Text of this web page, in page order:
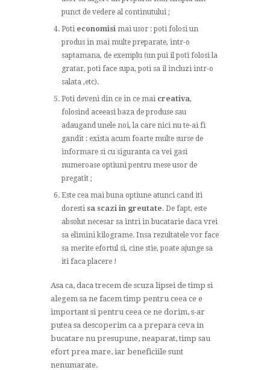
punct de vedere al continutului ;
Poti economisi mai usor : poti folosi un
produs in mai multe preparate, intr-o
saptamana, de exemplu (un pui il poti folosi la
gratar, poti face supa, poti sa il incluzi intr-o
salata ,etc).
Poti deveni din ce in ce mai creativa,
folosind aceeasi baza de produse sau
adaugand unele noi, la care nici nu te-ai fi
gandit : exista acum foarte multe surse de
informare si cu siguranta ca vei gasi
numeroase optiuni pentru mese usor de
pregatit ;
Este cea mai buna optiune atunci cand iti
doresti sa scazi in greutate. De fapt, este
absolut necesar sa intri in bucatarie daca vrei
sa elimini kilograme. Insa rezultatele vor face
sa merite efortul si, cine stie, poate ajunge sa
iti faca placere !
Asa ca, daca trecem de scuza lipsei de timp si
alegem sa ne facem timp pentru ceea ce e
important si pentru ceea ce ne dorim, s-ar
putea sa descoperim ca a prepara ceva in
bucatare nu presupune, neaparat, timp sau
efort prea mare, iar beneficiile sunt
nenumarate.